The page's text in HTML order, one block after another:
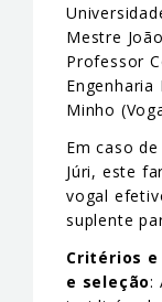
Mestre
Professor
Engenharia
Minho
Em caso
Júri, este
vogal
suplente
Critérios
e seleção: